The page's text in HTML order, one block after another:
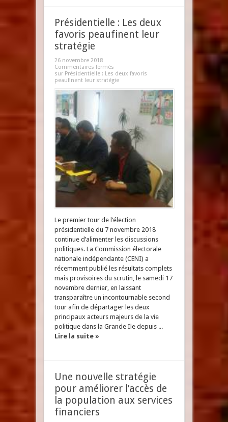
Présidentielle : Les deux
favoris peaufinent leur
stratégie
26 novembre 2018
Commentaires fermés
sur Présidentielle : Les deux favoris
peaufinent leur stratégie
Le premier tour de l’élection
présidentielle du 7 novembre 2018
continue d’alimenter les discussions
politiques. La Commission électorale
nationale indépendante (CENI) a
récemment publié les résultats complets
mais provisoires du scrutin, le samedi 17
novembre dernier, en laissant
transparaître un incontournable second
tour afin de départager les deux
principaux acteurs majeurs de la vie
politique dans la Grande Ile depuis ...
Lire la suite »
Une nouvelle stratégie
pour améliorer l’accès de
la population aux services
financiers